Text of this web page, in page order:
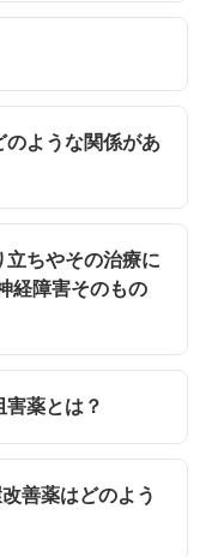
ような関係があ
ちやその治療に
経障害そのもの
薬とは？
善薬はどのよう